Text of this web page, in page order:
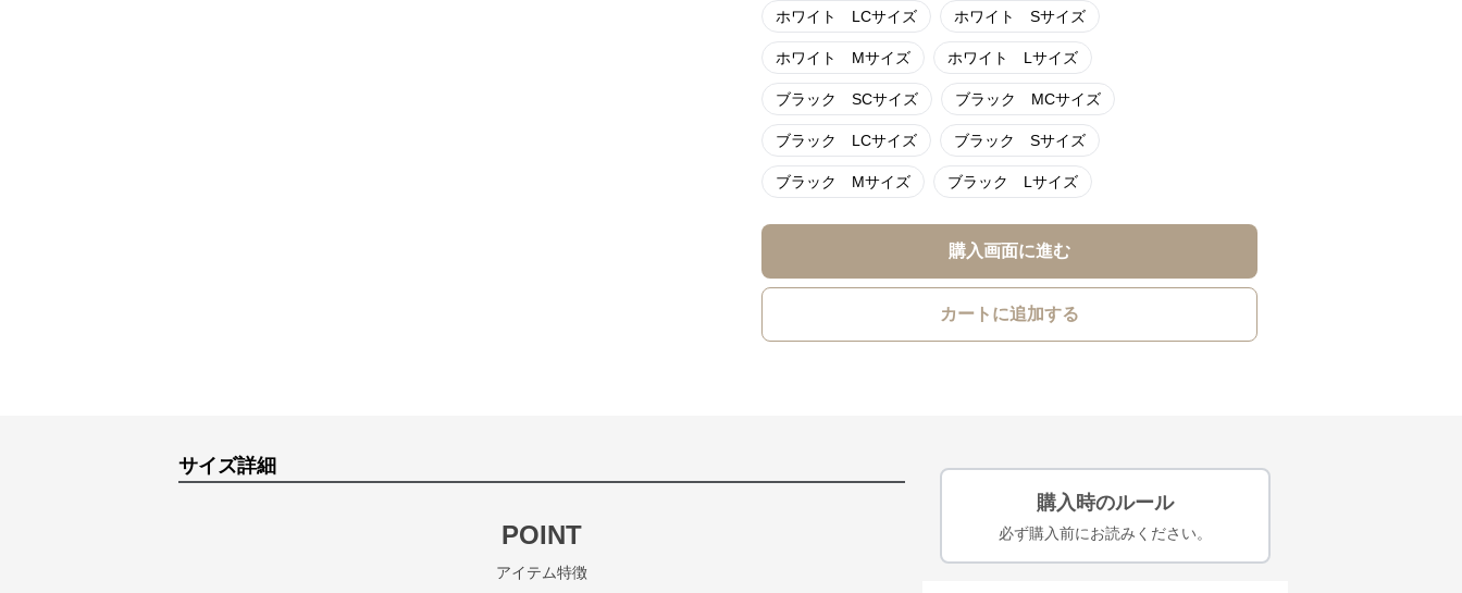
ホワイト LCサイズ ホワイト Sサイズ
ホワイト Mサイズ ホワイト Lサイズ
ブラック SCサイズ ブラック MCサイズ
ブラック LCサイズ ブラック Sサイズ
ブラック Mサイズ ブラック Lサイズ
購入画面に進む
カートに追加する
サイズ詳細
POINT
アイテム特徴
購入時のルール
必ず購入前にお読みください。